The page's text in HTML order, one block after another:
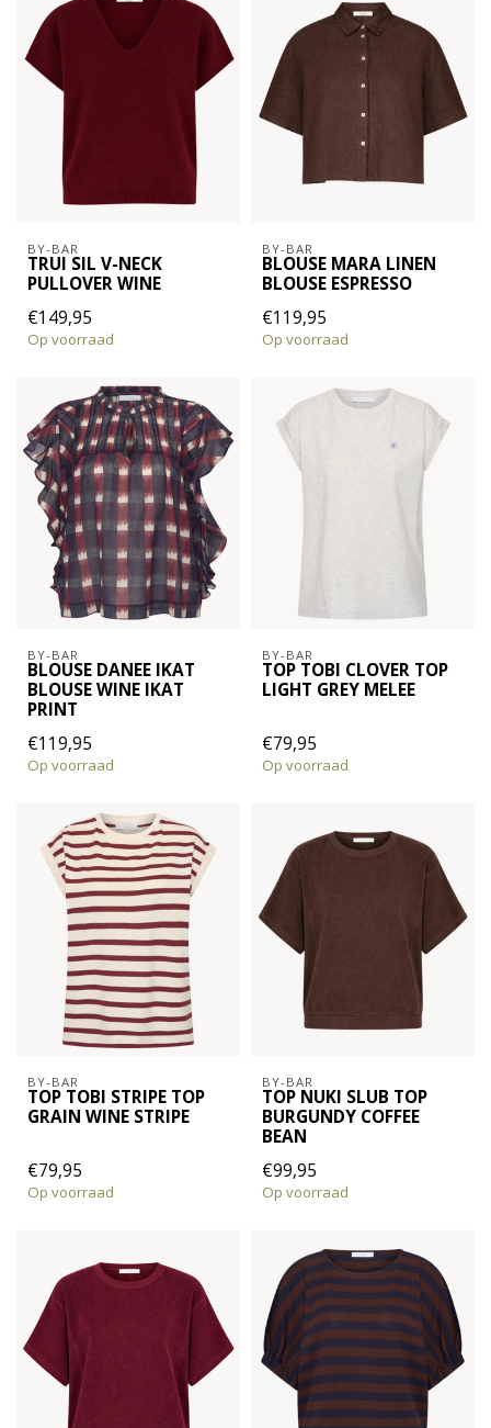
BY-BAR
TRUI SIL V-NECK
PULLOVER WINE
€149,95
Op voorraad
BY-BAR
BLOUSE MARA LINEN
BLOUSE ESPRESSO
€119,95
Op voorraad
BY-BAR
BLOUSE DANEE IKAT
BLOUSE WINE IKAT
PRINT
€119,95
Op voorraad
BY-BAR
TOP TOBI CLOVER TOP
LIGHT GREY MELEE
€79,95
Op voorraad
BY-BAR
TOP TOBI STRIPE TOP
GRAIN WINE STRIPE
€79,95
Op voorraad
BY-BAR
TOP NUKI SLUB TOP
BURGUNDY COFFEE
BEAN
€99,95
Op voorraad